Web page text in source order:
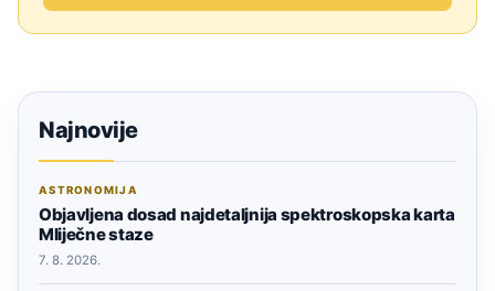
Najnovije
ASTRONOMIJA
Objavljena dosad najdetaljnija spektroskopska karta
Mliječne staze
7. 8. 2026.